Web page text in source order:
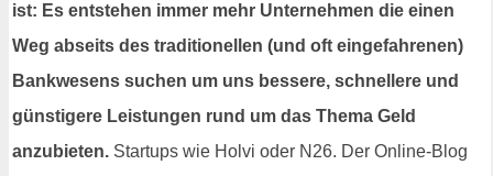
ist: Es entstehen immer mehr Unternehmen die einen
Weg abseits des traditionellen (und oft eingefahrenen)
Bankwesens suchen um uns bessere, schnellere und
günstigere Leistungen rund um das Thema Geld
anzubieten. Startups wie Holvi oder N26. Der Online-Blog